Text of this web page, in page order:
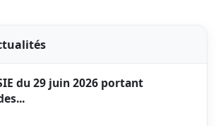
du 29 juin 2026 portant